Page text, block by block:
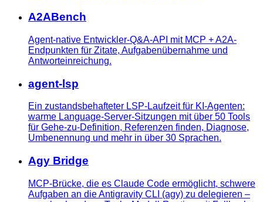
A2ABench
Agent-native Entwickler-Q&A-API mit MCP + A2A-
Endpunkten für Zitate, Aufgabenübernahme und
Antworteinreichung.
agent-lsp
Ein zustandsbehafteter LSP-Laufzeit für KI-Agenten:
warme Language-Server-Sitzungen mit über 50 Tools
für Gehe-zu-Definition, Referenzen finden, Diagnose,
Umbenennung und mehr in über 30 Sprachen.
Agy Bridge
MCP-Brücke, die es Claude Code ermöglicht, schwere
Aufgaben an die Antigravity CLI (agy) zu delegieren –